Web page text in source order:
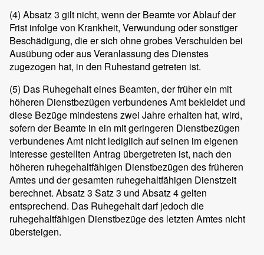
(4) Absatz 3 gilt nicht, wenn der Beamte vor Ablauf der
Frist infolge von Krankheit, Verwundung oder sonstiger
Beschädigung, die er sich ohne grobes Verschulden bei
Ausübung oder aus Veranlassung des Dienstes
zugezogen hat, in den Ruhestand getreten ist.
(5) Das Ruhegehalt eines Beamten, der früher ein mit
höheren Dienstbezügen verbundenes Amt bekleidet und
diese Bezüge mindestens zwei Jahre erhalten hat, wird,
sofern der Beamte in ein mit geringeren Dienstbezügen
verbundenes Amt nicht lediglich auf seinen im eigenen
Interesse gestellten Antrag übergetreten ist, nach den
höheren ruhegehaltfähigen Dienstbezügen des früheren
Amtes und der gesamten ruhegehaltfähigen Dienstzeit
berechnet. Absatz 3 Satz 3 und Absatz 4 gelten
entsprechend. Das Ruhegehalt darf jedoch die
ruhegehaltfähigen Dienstbezüge des letzten Amtes nicht
übersteigen.